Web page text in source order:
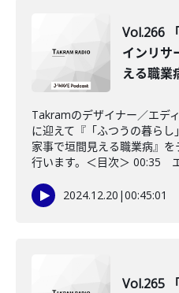
Vol.266
インリサ
える職業
Takramのデザイナー／エデ
に迎えて『「ふつうの暮ら
家事で垣間見える職業病』
行います。＜目次＞ 00:35
2024.12.20 |00:45:01
Vol.265